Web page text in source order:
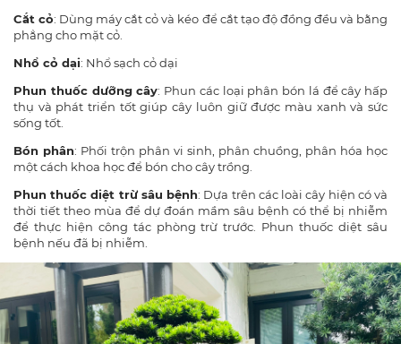
Cắt cỏ: Dùng máy cắt cỏ và kéo để cắt tạo độ đồng đều và bằng
phẳng cho mặt cỏ.
Nhổ cỏ dại: Nhổ sạch cỏ dại
Phun thuốc dưỡng cây: Phun các loại phân bón lá để cây hấp
thụ và phát triển tốt giúp cây luôn giữ được màu xanh và sức
sống tốt.
Bón phân: Phối trộn phân vi sinh, phân chuồng, phân hóa học
một cách khoa học để bón cho cây trồng.
Phun thuốc diệt trừ sâu bệnh: Dựa trên các loài cây hiện có và
thời tiết theo mùa để dự đoán mầm sâu bệnh có thể bị nhiễm
để thực hiện công tác phòng trừ trước. Phun thuốc diệt sâu
bệnh nếu đã bị nhiễm.